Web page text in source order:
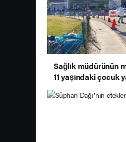
Sağlık müdürünün
11 yaşındaki çocuk